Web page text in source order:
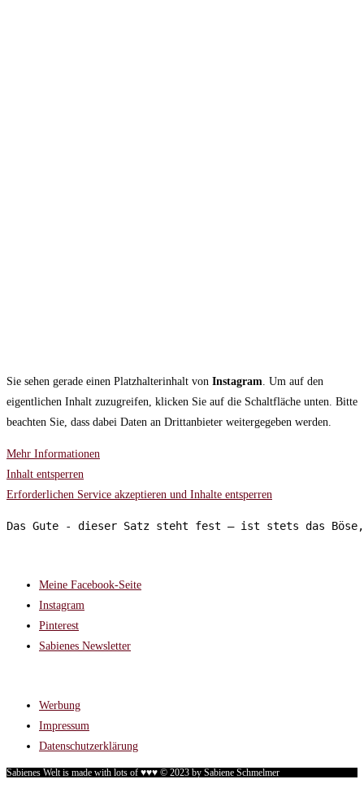
Sie sehen gerade einen Platzhalterinhalt von Instagram . Um auf den
eigentlichen Inhalt zuzugreifen, klicken Sie auf die Schaltfläche unten. Bitte
beachten Sie, dass dabei Daten an Drittanbieter weitergegeben werden.
Mehr Informationen
Inhalt entsperren
Erforderlichen Service akzeptieren und Inhalte entsperren
Das Gute - dieser Satz steht fest – ist stets das Böse,
Meine Facebook-Seite
Instagram
Pinterest
Sabienes Newsletter
Werbung
Impressum
Datenschutzerklärung
Sabienes Welt is made with lots of ♥♥♥ © 2023 by Sabiene Schmelmer